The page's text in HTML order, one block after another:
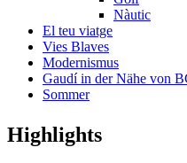
Nàutic
El teu viatge
Vies Blaves
Modernismus
Gaudí in der Nähe von
Sommer
Highlights